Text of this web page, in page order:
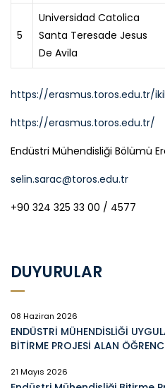
5
Universidad Catolica
Santa Teresade Jesus
De Avila
https://erasmus.toros.edu.tr/
https://erasmus.toros.edu.tr/
Endüstri Mühendisliği Bölümü
selin.sarac@toros.edu.tr
+90 324 325 33 00 / 4577
DUYURULAR
08 Haziran 2026
ENDÜSTRİ MÜHENDİSLİĞİ
BİTİRME PROJESİ ALAN
21 Mayıs 2026